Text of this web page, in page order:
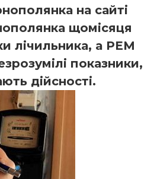
на сайті
щомісяця
лічильника, а РЕМ
показники,
дійсності.